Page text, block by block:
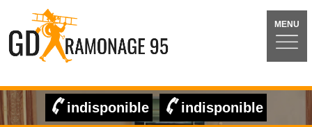
MENU
indisponible indisponible